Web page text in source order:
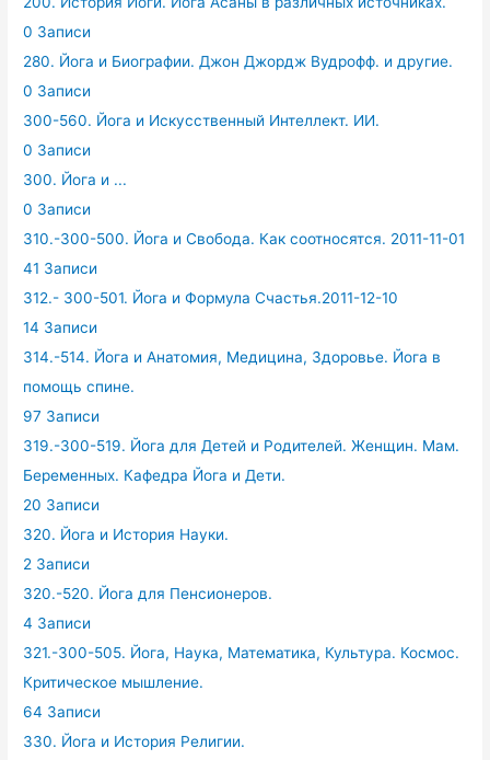
0 Записи
280. Йога и Биографии. Джон Джордж Вудрофф. и другие.
0 Записи
300-560. Йога и Искусственный Интеллект. ИИ.
0 Записи
300. Йога и ...
0 Записи
310.-300-500. Йога и Свобода. Как соотносятся. 2011-11-01
41 Записи
312.- 300-501. Йога и Формула Счастья.2011-12-10
14 Записи
314.-514. Йога и Анатомия, Медицина, Здоровье. Йога в
помощь спине.
97 Записи
319.-300-519. Йога для Детей и Родителей. Женщин. Мам.
Беременных. Кафедра Йога и Дети.
20 Записи
320. Йога и История Науки.
2 Записи
320.-520. Йога для Пенсионеров.
4 Записи
321.-300-505. Йога, Наука, Математика, Культура. Космос.
Критическое мышление.
64 Записи
330. Йога и История Религии.